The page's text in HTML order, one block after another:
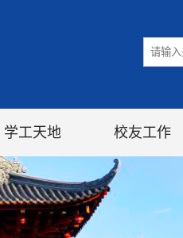
学工天地 校友工作